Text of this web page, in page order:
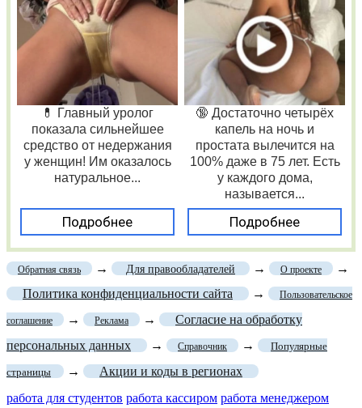
💊 Главный уролог
показала сильнейшее
средство от недержания
у женщин! Им оказалось
натуральное...
Подробнее
🔞 Достаточно четырёх
капель на ночь и
простата вылечится на
100% даже в 75 лет. Есть
у каждого дома,
называется...
Подробнее
Обратная связь → Для правообладателей → О проекте
→
Политика конфиденциальности сайта
→ Пользовательское
соглашение → Реклама →
Согласие на обработку
персональных данных
→ Справочник → Популярные
страницы →
Акции и коды в регионах
работа для студентов работа кассиром работа менеджером